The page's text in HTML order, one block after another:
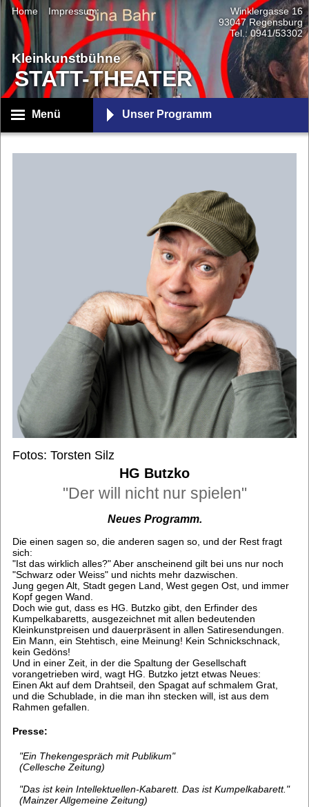
Kleinkunstbühne
STATT-THEATER
Winklergasse 16
93047 Regensburg
Tel.: 0941/53302
Home Impressum
Menü Unser Programm
Fotos: Torsten Silz
HG Butzko
"Der will nicht nur spielen"
Neues Programm.
Die einen sagen so, die anderen sagen so, und der Rest fragt
sich:
"Ist das wirklich alles?" Aber anscheinend gilt bei uns nur noch
"Schwarz oder Weiss" und nichts mehr dazwischen.
Jung gegen Alt, Stadt gegen Land, West gegen Ost, und immer
Kopf gegen Wand.
Doch wie gut, dass es HG. Butzko gibt, den Erfinder des
Kumpelkabaretts, ausgezeichnet mit allen bedeutenden
Kleinkunstpreisen und dauerpräsent in allen Satiresendungen.
Ein Mann, ein Stehtisch, eine Meinung! Kein Schnickschnack,
kein Gedöns!
Und in einer Zeit, in der die Spaltung der Gesellschaft
vorangetrieben wird, wagt HG. Butzko jetzt etwas Neues:
Einen Akt auf dem Drahtseil, den Spagat auf schmalem Grat,
und die Schublade, in die man ihn stecken will, ist aus dem
Rahmen gefallen.
Presse:
"Ein Thekengespräch mit Publikum"
(Cellesche Zeitung)
"Das ist kein Intellektuellen-Kabarett. Das ist Kumpelkabarett."
(Mainzer Allgemeine Zeitung)